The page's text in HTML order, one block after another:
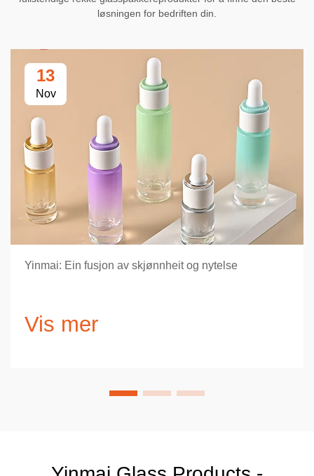
løsningen for bedriften din.
13
Nov
Yinmai: Ein fusjon av skjønnheit og nytelse
Vis mer